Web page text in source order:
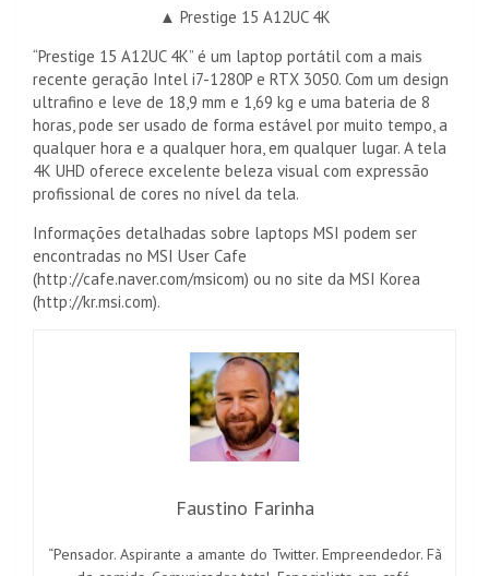
▲ Prestige 15 A12UC 4K
“Prestige 15 A12UC 4K” é um laptop portátil com a mais
recente geração Intel i7-1280P e RTX 3050. Com um design
ultrafino e leve de 18,9 mm e 1,69 kg e uma bateria de 8
horas, pode ser usado de forma estável por muito tempo, a
qualquer hora e a qualquer hora, em qualquer lugar. A tela
4K UHD oferece excelente beleza visual com expressão
profissional de cores no nível da tela.
Informações detalhadas sobre laptops MSI podem ser
encontradas no MSI User Cafe
(http://cafe.naver.com/msicom) ou no site da MSI Korea
(http://kr.msi.com).
Faustino Farinha
“Pensador. Aspirante a amante do Twitter. Empreendedor. Fã